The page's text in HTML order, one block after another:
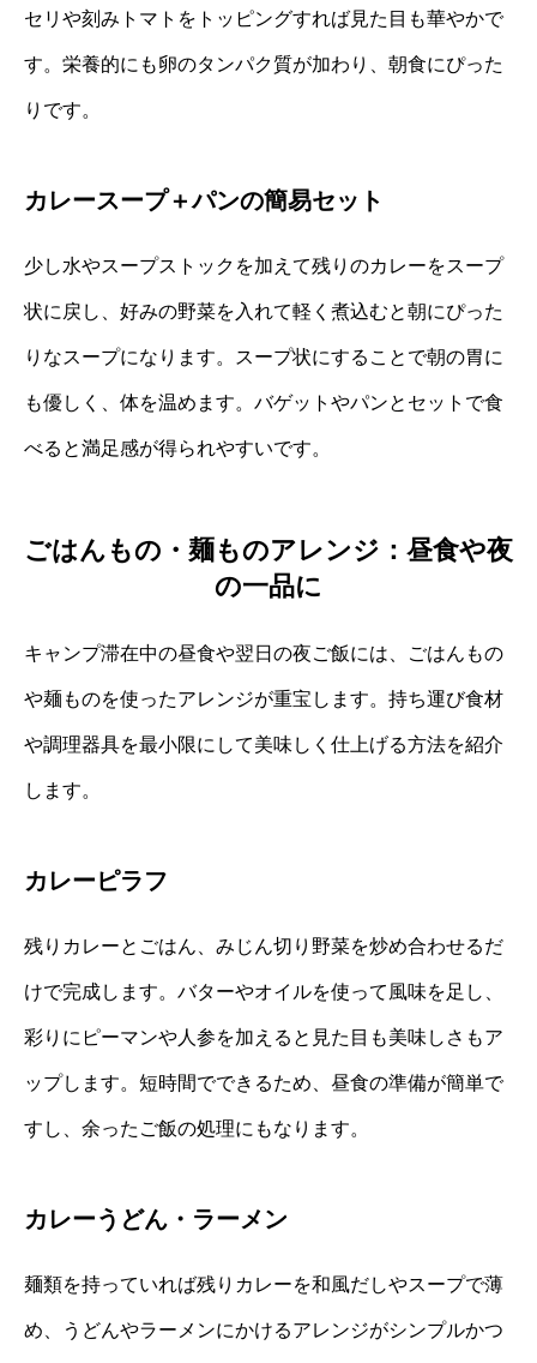
セリや刻みトマトをトッピングすれば見た目も華やかで
す。栄養的にも卵のタンパク質が加わり、朝食にぴった
りです。
カレースープ＋パンの簡易セット
少し水やスープストックを加えて残りのカレーをスープ
状に戻し、好みの野菜を入れて軽く煮込むと朝にぴった
りなスープになります。スープ状にすることで朝の胃に
も優しく、体を温めます。バゲットやパンとセットで食
べると満足感が得られやすいです。
ごはんもの・麺ものアレンジ：昼食や夜
の一品に
キャンプ滞在中の昼食や翌日の夜ご飯には、ごはんもの
や麺ものを使ったアレンジが重宝します。持ち運び食材
や調理器具を最小限にして美味しく仕上げる方法を紹介
します。
カレーピラフ
残りカレーとごはん、みじん切り野菜を炒め合わせるだ
けで完成します。バターやオイルを使って風味を足し、
彩りにピーマンや人参を加えると見た目も美味しさもア
ップします。短時間でできるため、昼食の準備が簡単で
すし、余ったご飯の処理にもなります。
カレーうどん・ラーメン
麺類を持っていれば残りカレーを和風だしやスープで薄
め、うどんやラーメンにかけるアレンジがシンプルかつ